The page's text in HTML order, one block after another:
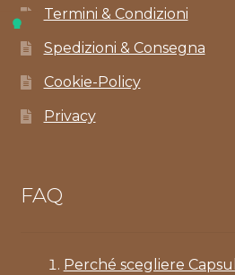
Termini & Condizioni
Spedizioni & Consegna
Cookie-Policy
Privacy
FAQ
Perché scegliere